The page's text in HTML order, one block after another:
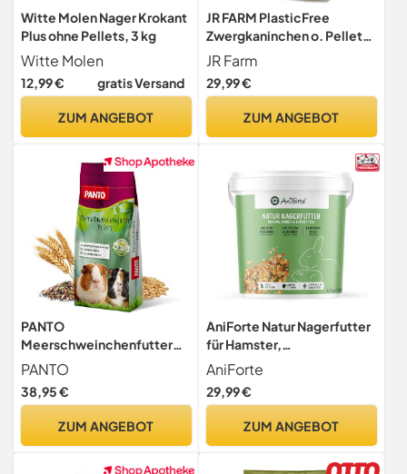
Witte Molen Nager Krokant
Plus ohne Pellets, 3 kg
Witte Molen
12,99 € gratis Versand
ZUM ANGEBOT
JR FARM PlasticFree
Zwergkaninchen o. Pellets
5 kg
JR Farm
29,99 €
ZUM ANGEBOT
PANTO
Meerschweinchenfutter
Pellets 25 kg – mit Vitamin
C & Luzernegrünmehl
PANTO
38,95 €
ZUM ANGEBOT
AniForte Natur Nagerfutter
für Hamster,
Meerschweinchen,
Kaninchen, Nager 4,5kg -
Artgerechtes Futter mit
Luzerne und Kräutern -
AniForte
29,99 €
ZUM ANGEBOT